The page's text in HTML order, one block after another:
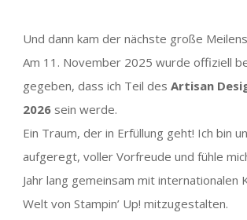
Und dann kam der nächste große
Am 11. November 2025 wurde offiziell
gegeben, dass ich Teil des Artisan
2026 sein werde.
Ein Traum, der in Erfüllung geht! Ich bin
aufgeregt, voller Vorfreude und fühle
Jahr lang gemeinsam mit internationalen
Welt von Stampin’ Up! mitzugestalten.